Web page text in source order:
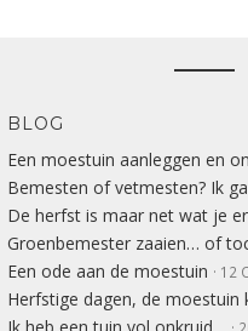
BLOG
Een moestuin aanleggen en
Bemesten of vetmesten? Ik
De herfst is maar net wat je
Groenbemester zaaien… of
Een ode aan de moestuin · 12
Herfstige dagen, de